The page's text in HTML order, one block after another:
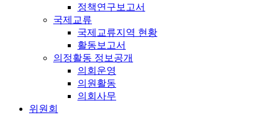
정책연구보고서
국제교류
국제교류지역 현황
활동보고서
의정활동 정보공개
의회운영
의원활동
의회사무
위원회